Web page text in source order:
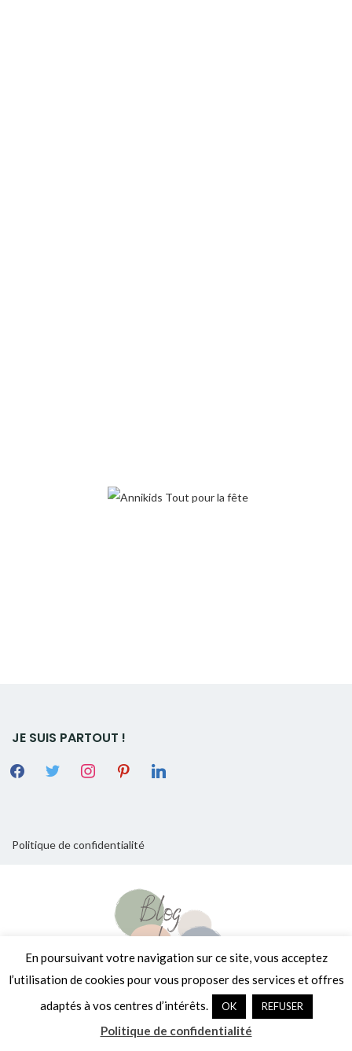
JE SUIS PARTOUT !
Politique de confidentialité
Copyright © 2026 [Encore un] Blog de Mère. Tous droits réservés.
Fièrement propulsé parWordPress. ThèmeEightyDays Lite
En poursuivant votre navigation sur ce site, vous acceptez
l’utilisation de cookies pour vous proposer des services et offres
adaptés à vos centres d’intérêts.
OK REFUSER
Politique de confidentialité